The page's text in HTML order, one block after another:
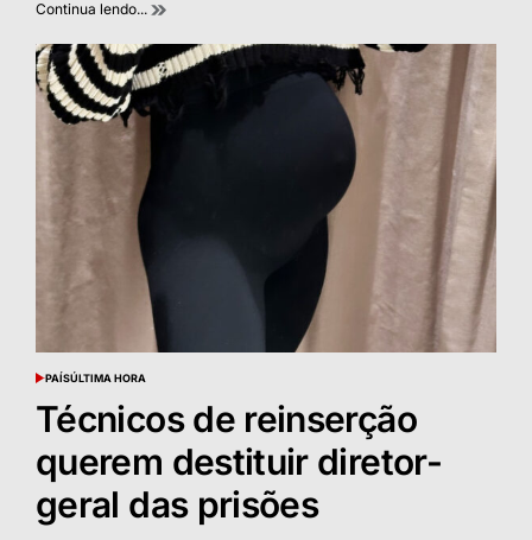
Continua lendo...
POSTED
PAÍSÚLTIMA HORA
Técnicos de reinserção
querem destituir diretor-
geral das prisões